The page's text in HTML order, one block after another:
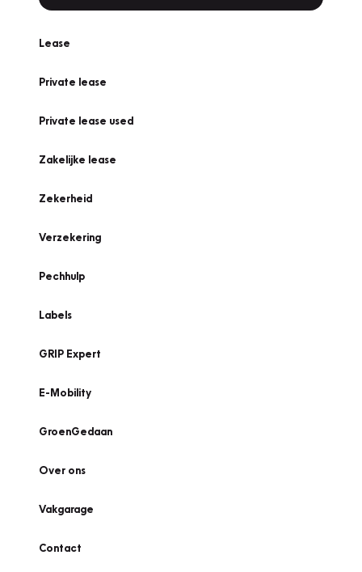
Lease
Private lease
Private lease used
Zakelijke lease
Zekerheid
Verzekering
Pechhulp
Labels
GRIP Expert
E-Mobility
GroenGedaan
Over ons
Vakgarage
Contact